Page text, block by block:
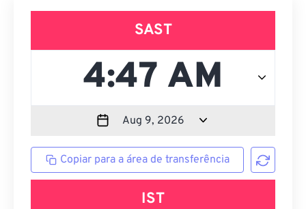
SAST
Copiar para a área de transferência
IST